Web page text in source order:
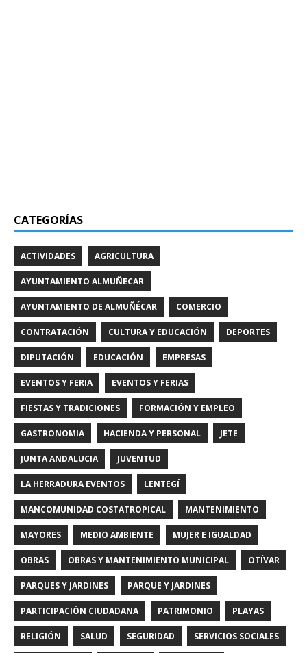
CATEGORÍAS
ACTIVIDADES AGRICULTURA
AYUNTAMIENTO ALMUÑECAR
AYUNTAMIENTO DE ALMUÑÉCAR COMERCIO
CONTRATACIÓN CULTURA Y EDUCACIÓN DEPORTES
DIPUTACIÓN EDUCACIÓN EMPRESAS
EVENTOS Y FERIA EVENTOS Y FERIAS
FIESTAS Y TRADICIONES FORMACIÓN Y EMPLEO
GASTRONOMIA HACIENDA Y PERSONAL JETE
JUNTA ANDALUCIA JUVENTUD
LA HERRADURA EVENTOS LENTEGÍ
MANCOMUNIDAD COSTATROPICAL MANTENIMIENTO
MAYORES MEDIO AMBIENTE MUJER E IGUALDAD
OBRAS OBRAS Y MANTENIMIENTO MUNICIPAL OTÍVAR
PARQUES Y JARDINES PARQUE Y JARDINES
PARTICIPACIÓN CIUDADANA PATRIMONIO PLAYAS
RELIGIÓN SALUD SEGURIDAD SERVICIOS SOCIALES